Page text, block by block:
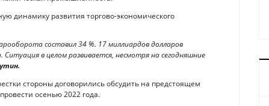
динамику развития торгово-экономического
составил 34 %. 17 миллиардов долларов
в целом развивается, несмотря на сегодняшние
стороны договорились обсудить на предстоящем
осенью 2022 года.